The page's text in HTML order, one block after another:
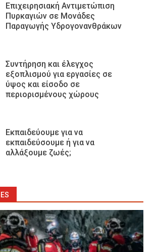
Επιχειρησιακή Αντιμετώπιση
Πυρκαγιών σε Μονάδες
Παραγωγής Υδρογονανθράκων
Συντήρηση και έλεγχος
εξοπλισμού για εργασίες σε
ύψος και είσοδο σε
περιορισμένους χώρους
Εκπαιδεύουμε για να
εκπαιδεύσουμε ή για να
αλλάξουμε ζωές;